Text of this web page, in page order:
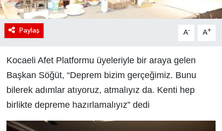
Paylaş A- A+
Kocaeli Afet Platformu üyeleriyle bir araya gelen
Başkan Söğüt, “Deprem bizim gerçeğimiz. Bunu
bilerek adımlar atıyoruz, atmalıyız da. Kenti hep
birlikte depreme hazırlamalıyız” dedi